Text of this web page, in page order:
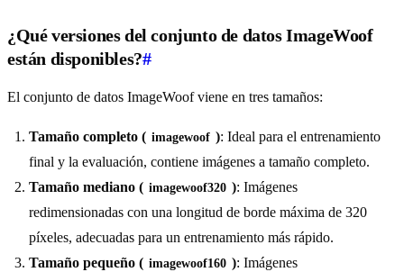
¿Qué versiones del conjunto de datos ImageWoof
están disponibles?#
El conjunto de datos ImageWoof viene en tres tamaños:
Tamaño completo ( imagewoof ): Ideal para el entrenamiento
final y la evaluación, contiene imágenes a tamaño completo.
Tamaño mediano ( imagewoof320 ): Imágenes
redimensionadas con una longitud de borde máxima de 320
píxeles, adecuadas para un entrenamiento más rápido.
Tamaño pequeño ( imagewoof160 ): Imágenes